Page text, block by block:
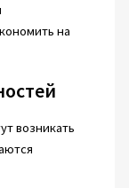
на
возникать